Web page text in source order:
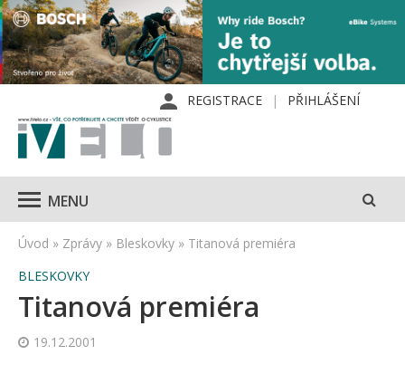
REGISTRACE PŘIHLÁŠENÍ
MENU
Úvod » Zprávy » Bleskovky » Titanová premiéra
BLESKOVKY
Titanová premiéra
19.12.2001